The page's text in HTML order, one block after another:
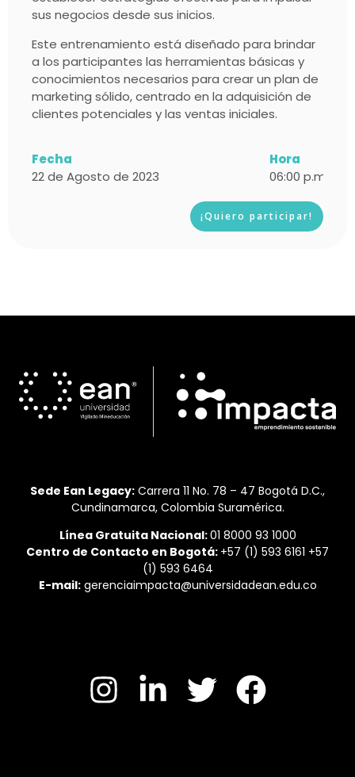
sus negocios desde sus inicios.
Este entrenamiento está diseñado para brindar
a los participantes las herramientas básicas y
conocimientos necesarios para crear un plan de
marketing sólido, centrado en la adquisición de
clientes potenciales y las ventas iniciales.
Fecha
Hora
22 de Agosto de 2023
06:00 p.m -
¡Quiero participar!
Sede Ean Legacy: Carrera 11 No. 78 – 47 Bogotá D.C.,
Cundinamarca, Colombia Suramérica.
Línea Gratuita Nacional:01 8000 93 1000
Centro de Contacto en Bogotá: +57 (1) 593 6161 +57
(1) 593 6464
E-mail:gerenciaimpacta@universidadean.edu.co